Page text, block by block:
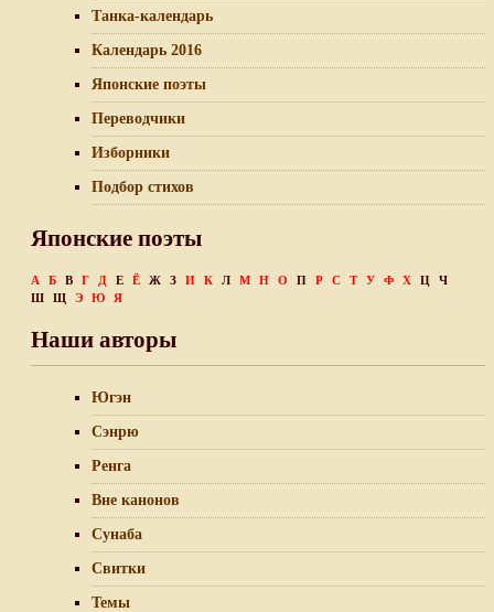
Танка-календарь
Календарь 2016
Японские поэты
Переводчики
Изборники
Подбор стихов
Японские поэты
А Б В Г Д Е Ё Ж З И К Л М Н О П Р С Т У Ф Х Ц
Ч
Ш
Щ Э Ю Я
Наши авторы
Югэн
Сэнрю
Ренга
Вне канонов
Сунаба
Свитки
Темы